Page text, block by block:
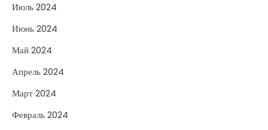
Июль 2024
Июнь 2024
Май 2024
Апрель 2024
Март 2024
Февраль 2024